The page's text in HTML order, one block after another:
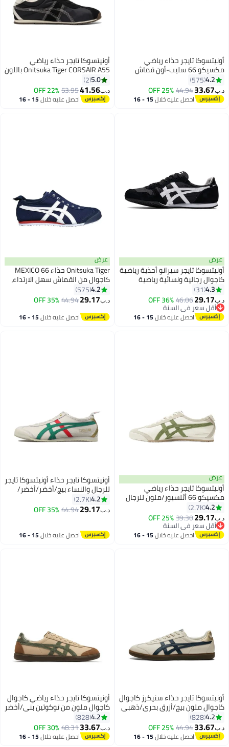
أونيتسوكا تايجر حذاء رياضي
مكسيكو 66 سليب-أون قماش
كانفاس كاجوال ملون بيج
4.2
575
د.ب‏33.67
44.94
25% OFF
احصل عليه خلال 15 - 16
6
أونيتسوكا تايجر حذاء رياضي
Onitsuka Tiger CORSAIR A55 باللون
الأسود للرجال/النساء/الطلاب
5.0
2
د.ب‏41.56
53.95
22% OFF
احصل عليه خلال 15 - 16
عرض
أونيتسوكا تايجر سيرانو أحذية رياضية
كاجوال رجالية ونسائية رياضية
كاجوال/حذاء رياضي ملون أسود/
أبيض
4.3
31
د.ب‏29.17
46.06
36% OFF
أقل سعر في السنة
أقل سعر في السنة
احصل عليه خلال 15 - 16
13
عرض
Onitsuka Tiger حذاء MEXICO 66
كاجوال من القماش سهل الارتداء،
كحلي/أبيض
4.2
575
د.ب‏29.17
44.94
35% OFF
احصل عليه خلال 15 - 16
عرض
أونيتسوكا تايجر حذاء رياضي
مكسيكو 66 أثلسيور/ملون للرجال
والنساء أخضر فاتح
4.2
2.7K
د.ب‏29.17
39.30
25% OFF
أقل سعر في السنة
أقل سعر في السنة
احصل عليه خلال 15 - 16
32
أونيتسوكا تايجر حذاء أونيتسوكا تايجر
للرجال والنساء بيج/أخضر/أخضر/
أحمر/ذهبي
4.2
2.7K
د.ب‏29.17
44.94
35% OFF
احصل عليه خلال 15 - 16
20
أونيتسوكا تايجر حذاء سنيكرز كاجوال
كاجوال ملون بيج/أزرق بحري/ذهبي
من توكوتين
4.2
828
د.ب‏33.67
44.94
25% OFF
احصل عليه خلال 15 - 16
أونيتسوكا تايجر حذاء رياضي كاجوال
كاجوال ملون من توكوتين بني/أخضر
4.2
828
د.ب‏33.67
48.31
30% OFF
احصل عليه خلال 15 - 16